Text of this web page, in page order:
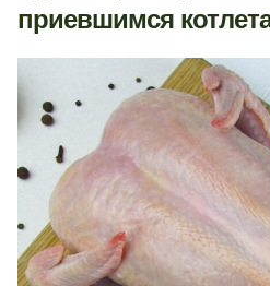
приевшимся